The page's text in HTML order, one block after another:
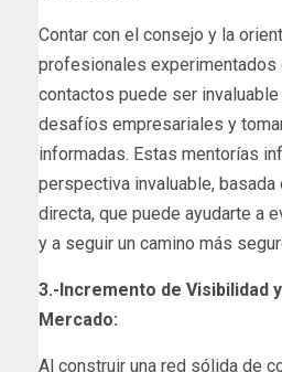
Contar con el consejo y la
profesionales experimentados
contactos puede ser
desafíos empresariales y
informadas. Estas mentorías
perspectiva invaluable, basada
directa, que puede ayudarte a
y a seguir un camino más
3.-Incremento de Visibilidad
Mercado:
Al construir una red sólida de